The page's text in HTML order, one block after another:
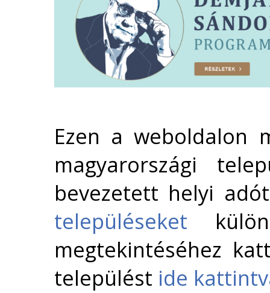
Ezen a weboldalon
magyarországi
bevezetett helyi
településeket
megtekintéséhez
települést ide